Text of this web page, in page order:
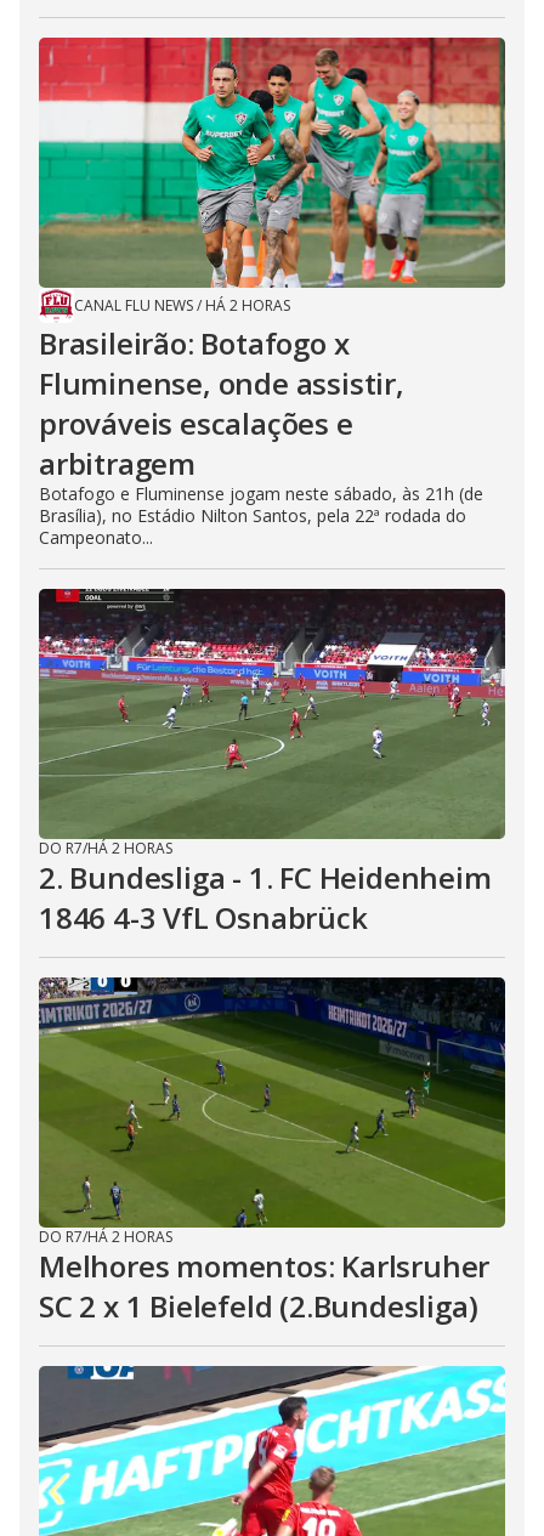
CANAL FLU NEWS/ HÁ 2 HORAS
Brasileirão: Botafogo x
Fluminense, onde assistir,
prováveis escalações e
arbitragem
Botafogo e Fluminense jogam neste sábado, às 21h (de
Brasília), no Estádio Nilton Santos, pela 22ª rodada do
Campeonato...
DO R7/HÁ 2 HORAS
2. Bundesliga - 1. FC Heidenheim
1846 4-3 VfL Osnabrück
DO R7/HÁ 2 HORAS
Melhores momentos: Karlsruher
SC 2 x 1 Bielefeld (2.Bundesliga)